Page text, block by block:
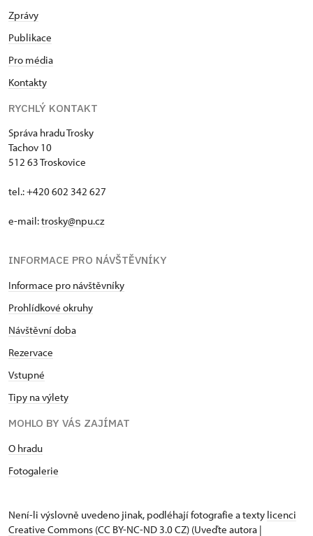
Zprávy
Publikace
Pro média
Kontakty
RYCHLÝ KONTAKT
Správa hradu Trosky
Tachov 10
512 63 Troskovice
tel.: +420 602 342 627
e-mail:trosky@npu.cz
INFORMACE PRO NÁVŠTĚVNÍKY
Informace pro návštěvníky
Prohlídkové okruhy
Návštěvní doba
Rezervace
Vstupné
Tipy na výlety
MOHLO BY VÁS ZAJÍMAT
O hradu
Fotogalerie
Není-li výslovně uvedeno jinak, podléhají fotografie a texty licenci
Creative Commons (CC BY-NC-ND 3.0 CZ) (Uveďte autora |